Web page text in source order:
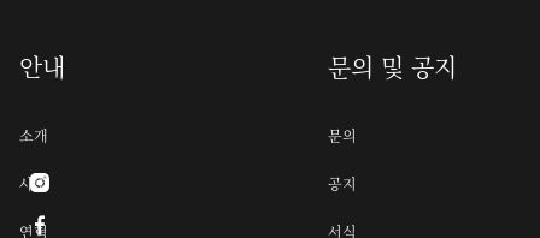
안내
소개
사명
연혁
문의 및 공지
문의
공지
서식

